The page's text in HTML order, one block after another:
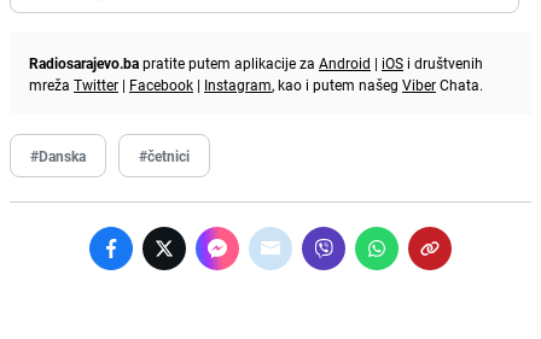
Radiosarajevo.bapratite putem aplikacije za Android | iOS i društvenih
mreža Twitter | Facebook | Instagram, kao i putem našeg ViberChata.
#Danska #četnici